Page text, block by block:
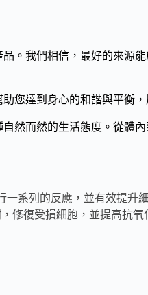
。我們相信，最好的來源
您達到身心的和諧與平衡，
然而然的生活態度。從體
系列的反應，並有效提升
修復受損細胞，並提高抗